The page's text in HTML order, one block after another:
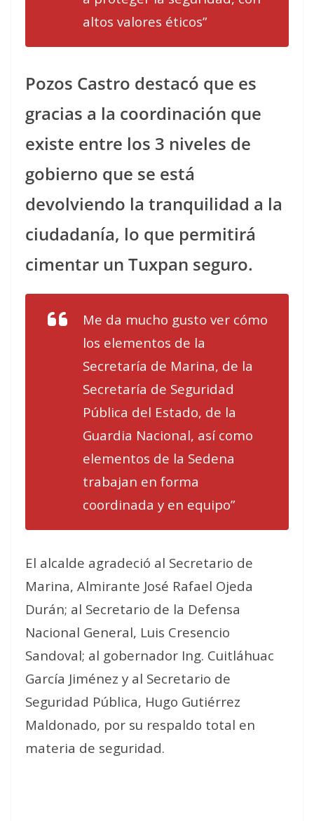
altos valores éticos”
Pozos Castro destacó que es
gracias a la coordinación que
existe entre los 3 niveles de
gobierno que se está
devolviendo la tranquilidad a la
ciudadanía, lo que permitirá
cimentar un Tuxpan seguro.
Me da mucho gusto ver cómo
los elementos de la
Secretaría de Marina, de la
Secretaría de Seguridad
Pública del Estado, de la
Guardia Nacional, así como
elementos de la Sedena
trabajan en forma
coordinada y en equipo”
El alcalde agradeció al Secretario de
Marina, Almirante José Rafael Ojeda
Durán; al Secretario de la Defensa
Nacional General, Luis Cresencio
Sandoval; al gobernador Ing. Cuitláhuac
García Jiménez y al Secretario de
Seguridad Pública, Hugo Gutiérrez
Maldonado, por su respaldo total en
materia de seguridad.